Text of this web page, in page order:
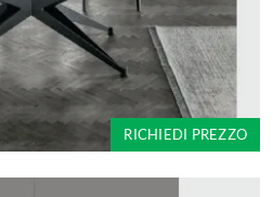
RICHIEDI PREZZO